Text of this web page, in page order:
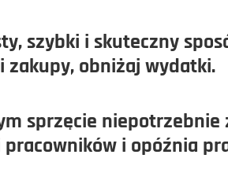
szybki i skuteczny
zakupy, obniżaj wydatki.
sprzęcie
i opóźnia